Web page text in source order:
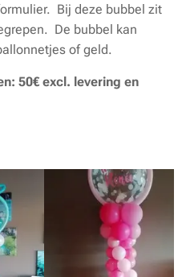
Bij deze bubbel zit
De bubbel kan
of geld.
50€ excl. levering en